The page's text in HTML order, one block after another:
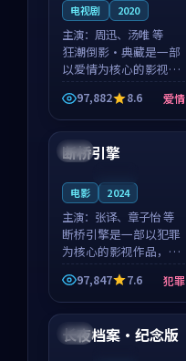
电视剧 2020
主演： 周迅、汤唯 等
狂潮倒影·典藏是一部
以爱情为核心的影视作
品，围绕危机、反转与
人物成长展开，整体节
奏紧凑，值得推荐观
看。
97,882 8.6 爱情
中国
断桥引擎
电影 2024
主演： 张译、章子怡 等
断桥引擎是一部以犯罪
为核心的影视作品，围
绕危机、反转与人物成
长展开，整体节奏紧
凑，值得推荐观看。
97,847 7.6 犯罪
日本
长夜档案·纪念版